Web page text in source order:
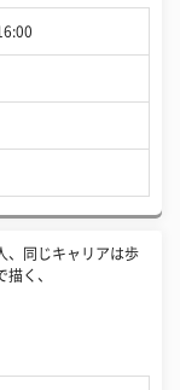
、同じキャリアは歩
描く、